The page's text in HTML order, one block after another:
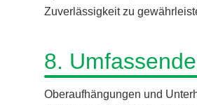
Zuverlässigkeit zu
8.
Oberaufhängungen und